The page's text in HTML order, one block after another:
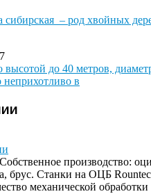
– род хвойных
высотой до 40 метров,
неприхотливо в
производство:
брус. Станки на ОЦБ
механической обработки